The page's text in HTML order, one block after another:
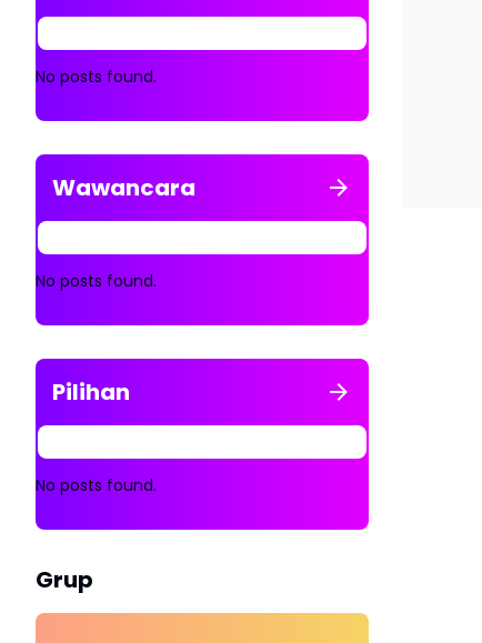
No posts found.
Wawancara
No posts found.
Pilihan
No posts found.
Grup